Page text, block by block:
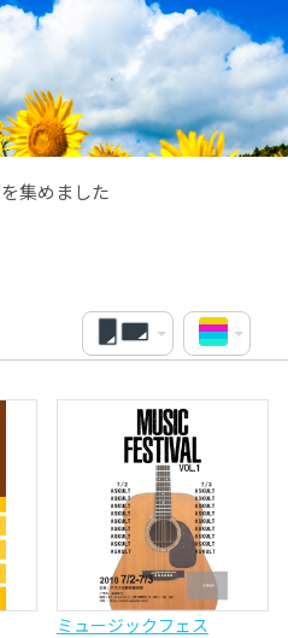
集めました
ミュージックフェス